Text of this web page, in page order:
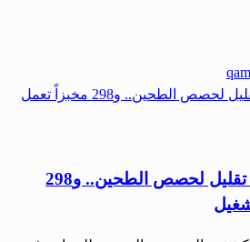
«المخابز السورية»: لا تقليل لحصص الطحين.. و298